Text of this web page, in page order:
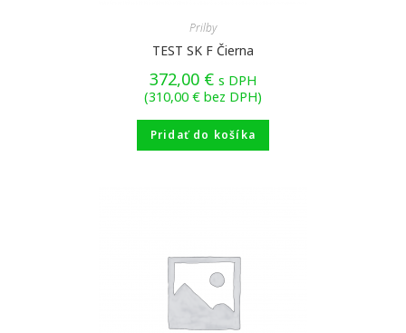
Prilby
TEST SK F Čierna
372,00 € s DPH
(310,00 € bez DPH)
Pridať do košíka